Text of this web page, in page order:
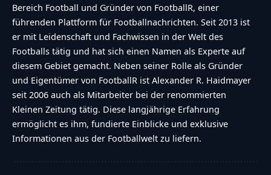
Bereich Football und Gründer von FootballR, einer
führenden Plattform für Footballnachrichten. Seit 2013 ist
er mit Leidenschaft und Fachwissen in der Welt des
Footballs tätig und hat sich einen Namen als Experte auf
diesem Gebiet gemacht. Neben seiner Rolle als Gründer
und Eigentümer von FootballR ist Alexander R. Haidmayer
seit 2006 auch als Mitarbeiter bei der renommierten
Kleinen Zeitung tätig. Diese langjährige Erfahrung
ermöglicht es ihm, fundierte Einblicke und exklusive
Informationen aus der Footballwelt zu liefern.